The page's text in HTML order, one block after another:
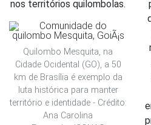
nos territórios quilombolas.
Quilombo Mesquita, na
Cidade Ocidental (GO), a 50
km de Brasília é exemplo da
luta histórica para manter
território e identidade - Crédito:
Ana Carolina